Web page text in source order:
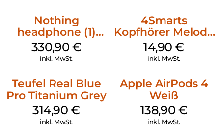
Nothing
headphone (1)
Schwarz
330,90 €
inkl. MwSt.
4Smarts
Kopfhörer Melody
Digital USB-C
Weiß
14,90€
inkl. MwSt.
Teufel Real Blue
Pro Titanium Grey
314,90€
inkl. MwSt.
Apple AirPods 4
Weiß
138,90 €
inkl. MwSt.